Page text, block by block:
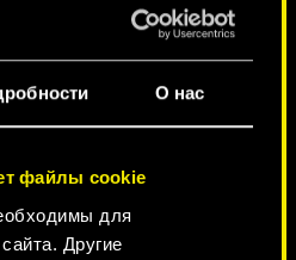
О нас
файлы cookie
для
Другие